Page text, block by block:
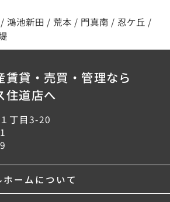
/ 鴻池新田 / 荒本 / 門真南 / 忍ケ丘 /
賃貸・売買・管理なら
住道店へ
丁目3-20
ームについて